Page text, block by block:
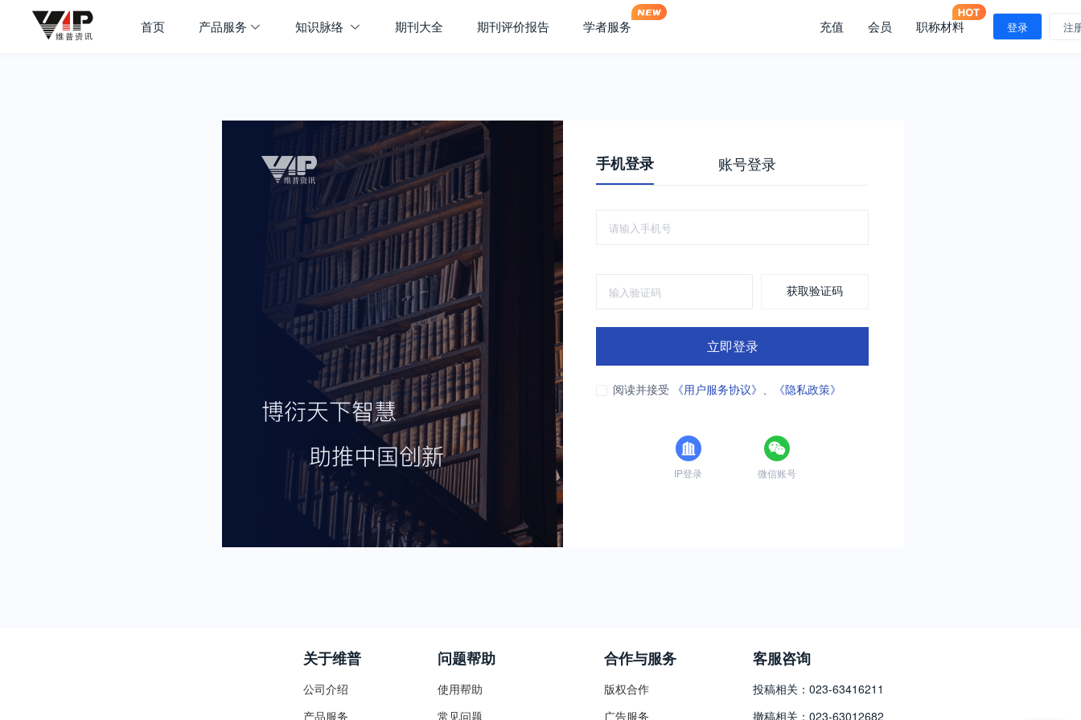
首页 产品服务 知识脉络 期刊大全 期刊评价报告 学者服务 充值 会员 职称材料 登录 注
手机登录 账号登录
获取验证码
立即登录
阅读并接受 《用户服务协议》 、 《隐私政策》
IP登录 微信账号
关于维普
公司介绍
产品服务
问题帮助
使用帮助
常见问题
合作与服务
版权合作
广告服务
客服咨询
投稿相关：023-63416211
撤稿相关：023-63012682